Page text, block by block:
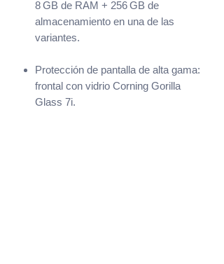
8 GB de RAM + 256 GB de
almacenamiento en una de las
variantes.
Protección de pantalla de alta gama:
frontal con vidrio Corning Gorilla
Glass 7i.